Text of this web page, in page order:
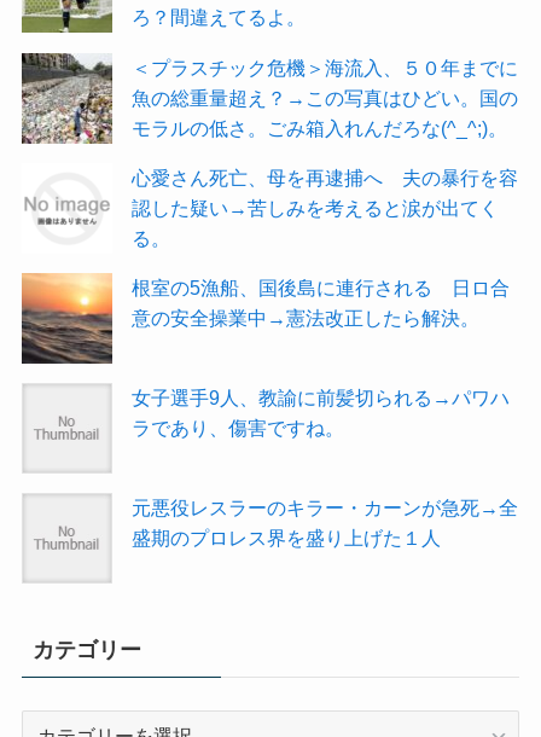
ろ？間違えてるよ。
＜プラスチック危機＞海流入、５０年までに
魚の総重量超え？→この写真はひどい。国の
モラルの低さ。ごみ箱入れんだろな(^_^;)。
心愛さん死亡、母を再逮捕へ 夫の暴行を容
認した疑い→苦しみを考えると涙が出てく
る。
根室の5漁船、国後島に連行される 日ロ合
意の安全操業中→憲法改正したら解決。
女子選手9人、教諭に前髪切られる→パワハ
ラであり、傷害ですね。
元悪役レスラーのキラー・カーンが急死→全
盛期のプロレス界を盛り上げた１人
カテゴリー